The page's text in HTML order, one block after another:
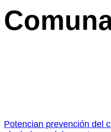
Potencian prevención del